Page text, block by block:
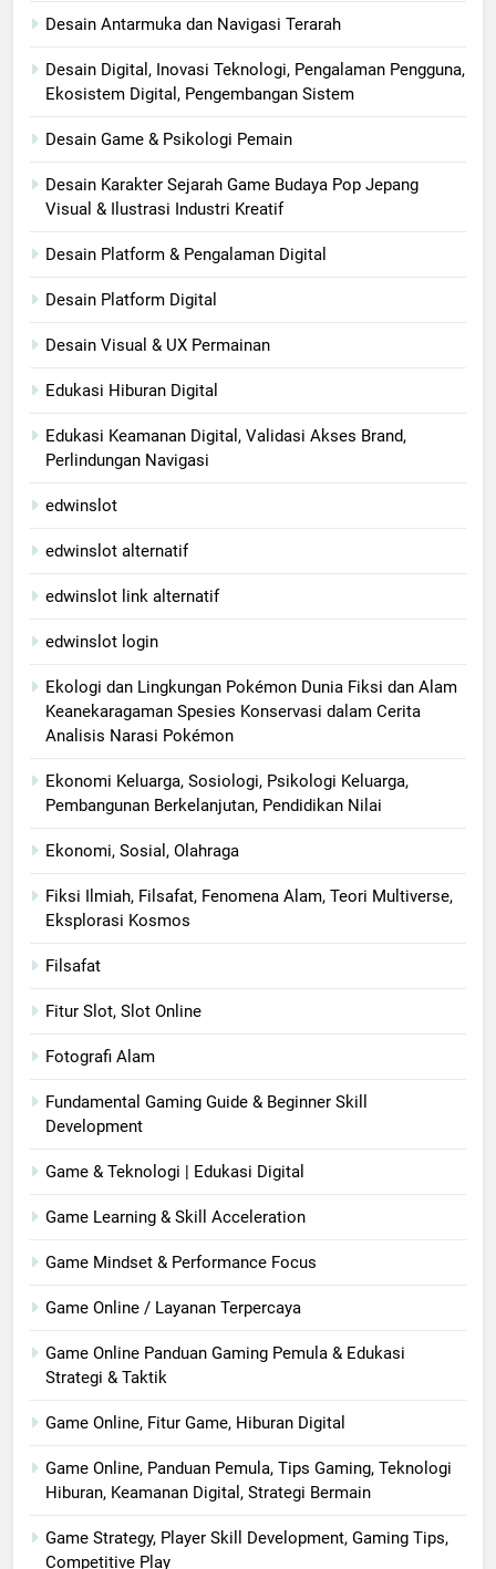
Desain Antarmuka dan Navigasi Terarah
Desain Digital, Inovasi Teknologi, Pengalaman Pengguna,
Ekosistem Digital, Pengembangan Sistem
Desain Game & Psikologi Pemain
Desain Karakter Sejarah Game Budaya Pop Jepang
Visual & Ilustrasi Industri Kreatif
Desain Platform & Pengalaman Digital
Desain Platform Digital
Desain Visual & UX Permainan
Edukasi Hiburan Digital
Edukasi Keamanan Digital, Validasi Akses Brand,
Perlindungan Navigasi
edwinslot
edwinslot alternatif
edwinslot link alternatif
edwinslot login
Ekologi dan Lingkungan Pokémon Dunia Fiksi dan Alam
Keanekaragaman Spesies Konservasi dalam Cerita
Analisis Narasi Pokémon
Ekonomi Keluarga, Sosiologi, Psikologi Keluarga,
Pembangunan Berkelanjutan, Pendidikan Nilai
Ekonomi, Sosial, Olahraga
Fiksi Ilmiah, Filsafat, Fenomena Alam, Teori Multiverse,
Eksplorasi Kosmos
Filsafat
Fitur Slot, Slot Online
Fotografi Alam
Fundamental Gaming Guide & Beginner Skill
Development
Game & Teknologi | Edukasi Digital
Game Learning & Skill Acceleration
Game Mindset & Performance Focus
Game Online / Layanan Terpercaya
Game Online Panduan Gaming Pemula & Edukasi
Strategi & Taktik
Game Online, Fitur Game, Hiburan Digital
Game Online, Panduan Pemula, Tips Gaming, Teknologi
Hiburan, Keamanan Digital, Strategi Bermain
Game Strategy, Player Skill Development, Gaming Tips,
Competitive Play